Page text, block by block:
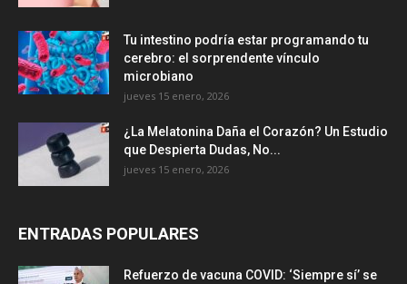
Tu intestino podría estar programando tu
cerebro: el sorprendente vínculo
microbiano
jueves 15 enero, 2026
¿La Melatonina Daña el Corazón? Un Estudio
que Despierta Dudas, No...
jueves 15 enero, 2026
ENTRADAS POPULARES
Refuerzo de vacuna COVID: ‘Siempre sí’ se